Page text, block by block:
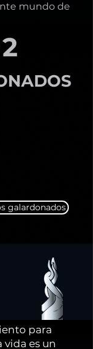
mundo de
galardonados
para
vida es un